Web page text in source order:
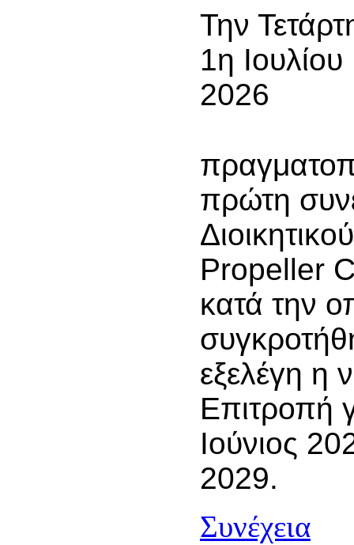
Την
1η Ιουλίου
2026
πρώτη
Propeller
κατά την
εξελέγη η
Επιτροπή
Ιούνιος
2029.
Συνέχεια